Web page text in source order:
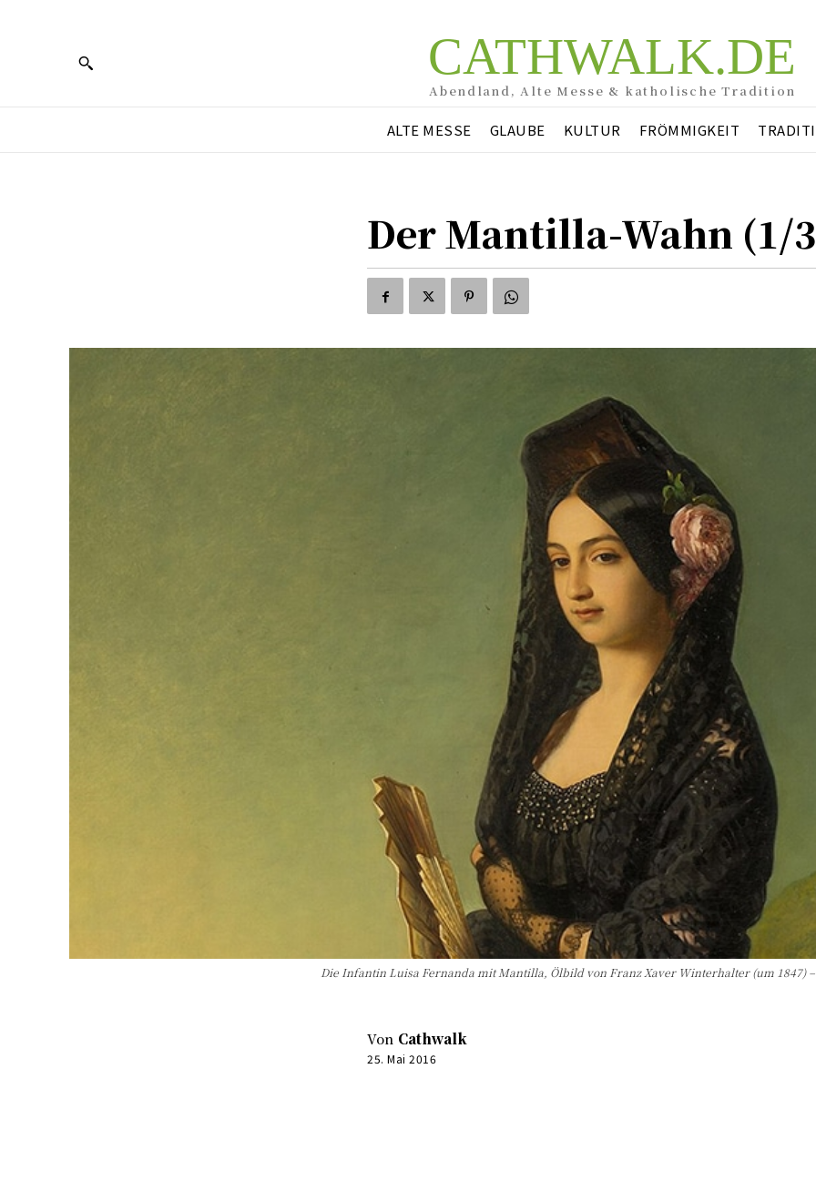
CATHWALK.DE
Abendland, Alte Messe & katholische Tradition
ALTE MESSE GLAUBE KULTUR FRÖMMIGKEIT
Der Mantilla-Wahn (1/
Die Infantin Luisa Fernanda mit Mantilla, Ölbild von Franz Xaver Winterhalter (um 1847)
Von Cathwalk
25. Mai 2016